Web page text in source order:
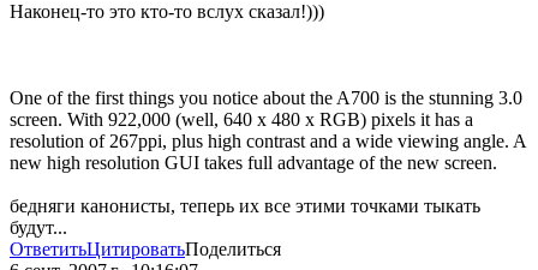
Наконец-то это кто-то вслух сказал!)))
One of the first things you notice about the A700 is the stunning 3.0
screen. With 922,000 (well, 640 x 480 x RGB) pixels it has a
resolution of 267ppi, plus high contrast and a wide viewing angle. A
new high resolution GUI takes full advantage of the new screen.
бедняги канонисты, теперь их все этими точками тыкать
будут...
ОтветитьЦитироватьПоделиться